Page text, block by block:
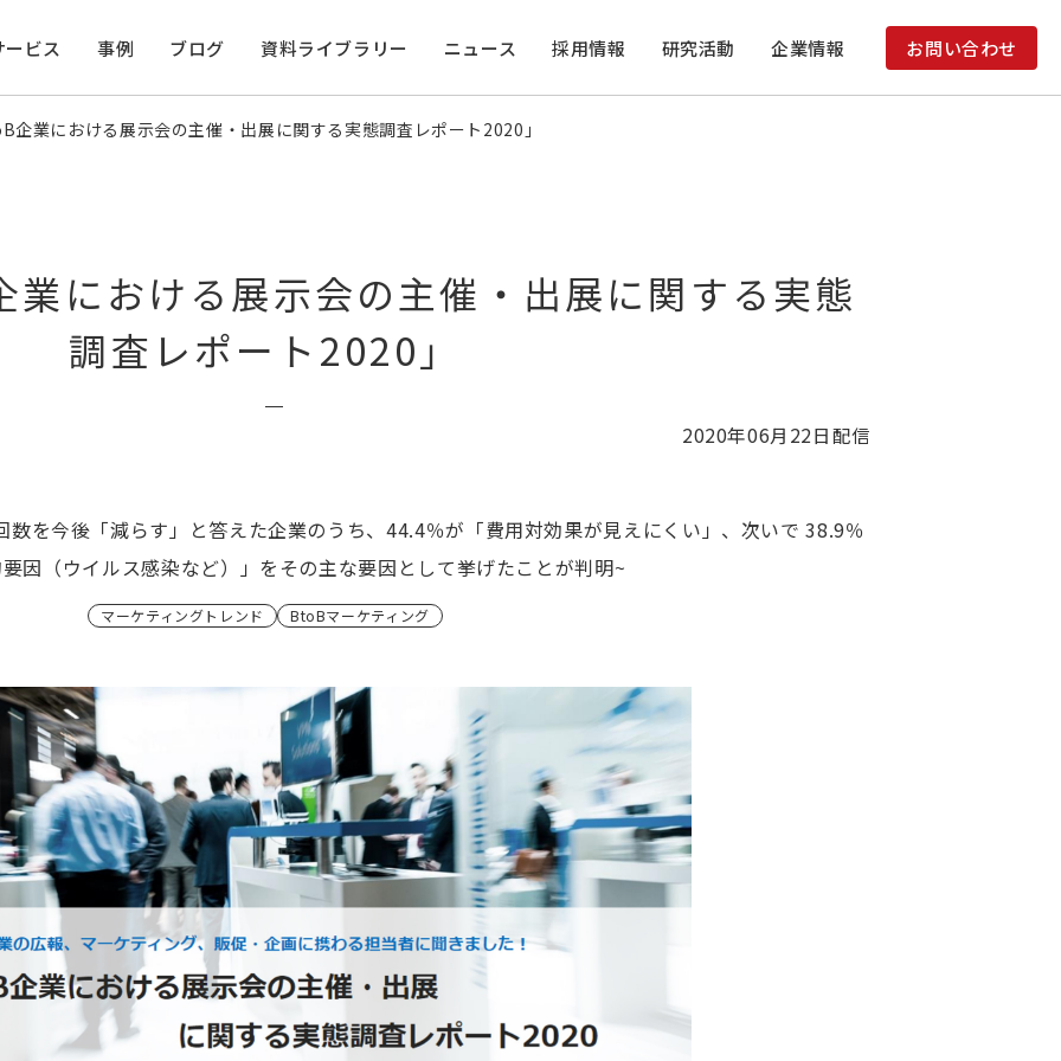
ービス 事例 ブログ 資料ライブラリー ニュース 採用情報 研究活動 企業情報 お問い合わせ
企業における展示会の主催・出展に関する実態調査レポート2020」
における展示会の主催・出展に関する実態
調査レポート2020」
2020年06月22日配信
を今後「減らす」と答えた企業のうち、44.4％が「費用対効果が見えにくい」、次いで 38.9％
因（ウイルス感染など）」をその主な要因として挙げたことが判明~
マーケティングトレンド BtoBマーケティング